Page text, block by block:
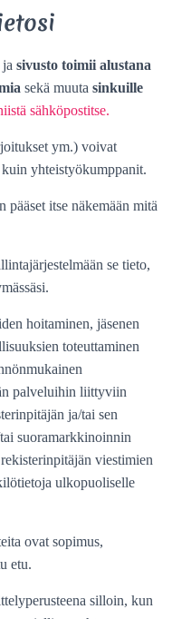
sivusto toimii alustana
sekä muuta sinkuille
sähköpostitse.
ym.) voivat
yhteistyökumppanit.
pääset itse näkemään mitä
se tieto,
hoitaminen, jäsenen
toteuttaminen
palveluihin liittyviin
ja/tai sen
suoramarkkinoinnin
viestimien
ulkopuoliselle
ovat sopimus,
etu.
silloin, kun